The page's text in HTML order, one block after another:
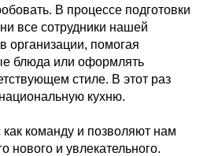
В процессе подготовки
все сотрудники нашей
организации, помогая
блюда или оформлять
стиле. В этот раз
кухню.
команду и позволяют нам
нового и увлекательного.